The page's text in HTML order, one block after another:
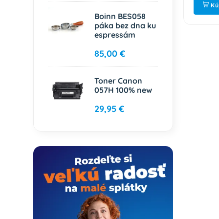
Boinn BES058
páka bez dna ku
espressám
85,00 €
Toner Canon
057H 100% new
29,95 €